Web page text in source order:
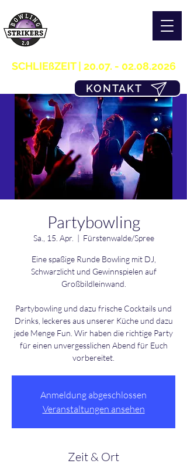
SCHLIEßZEIT | 20.07. - 02.08.2026
KONTAKT
Partybowling
Sa., 15. Apr.
  |
Fürstenwalde/Spree
Eine spaßige Runde Bowling mit DJ,
Schwarzlicht und Gewinnspielen auf
Großbildleinwand.
Partybowling und dazu frische Cocktails und
Drinks, leckeres aus unserer Küche und dazu
jede Menge Fun. Wir haben die richtige Party
für einen unvergesslichen Abend für Euch
Anmeldung abgeschlossen
Veranstaltungen ansehen
Zeit & Ort